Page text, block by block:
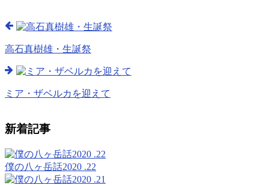
高石真樹雄・生誕祭
ミア・ザベルカを迎えて
新着記事
僕の八ヶ岳話2020 .22